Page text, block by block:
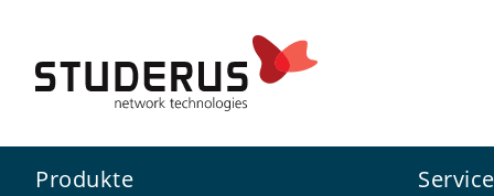
Produkte Service
Bezugsquellen
Das Produkt hat Sie